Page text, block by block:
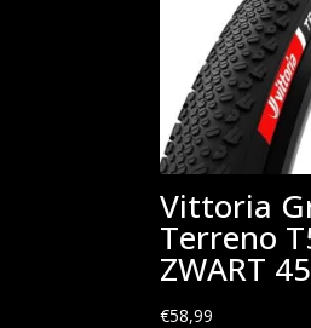
Vittoria
Terreno
ZWART
€58,99